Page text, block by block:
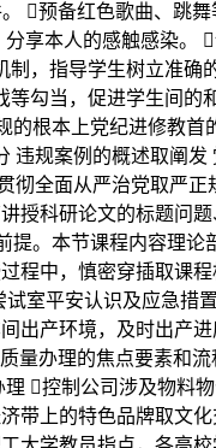
预备红色歌曲、跳
享本人的感触感染
，指导学生树立准
勾当，促进学生间
根本上党纪进修教
违规案例的概述取阐
彻全面从严治党取严
授科研论文的标题问
。本节课程内容理
程中，慎密穿插取课
室平安认识及应急
出产环境，及时出产
量办理的焦点要素和
控制公司涉及物料
带上的特色品牌取文